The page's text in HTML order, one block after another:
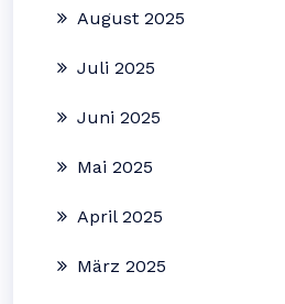
August 2025
Juli 2025
Juni 2025
Mai 2025
April 2025
März 2025